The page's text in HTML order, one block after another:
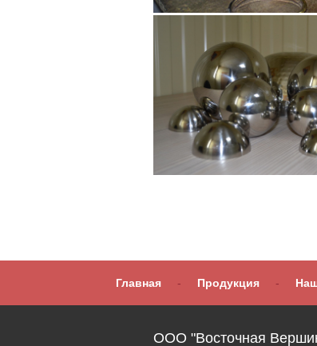
Главная - Продукция -
ООО "Восточная